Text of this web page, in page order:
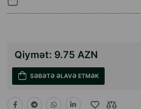
Qiymət: 9.75 AZN
SƏBƏTƏ ƏLAVƏ ETMƏK